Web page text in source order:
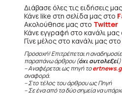
Διάβασε όλες τις ειδήσεις
Κάνε like στη σελίδα μας στο
Ακολούθησε μας στο Twitter
Κάνε εγγραφή στο κανάλι
Γίνε μέλος στο κανάλι μας στο
Προσοχή! Επιτρέπεται η
παραπάνω άρθρου (όχι αυτολεξεί)
– Αναφέρεται ως πηγή το
αναφορά.
– Στο τέλος του άρθρου ως Πηγή
– Σε ένα από τα δύο σημεία να